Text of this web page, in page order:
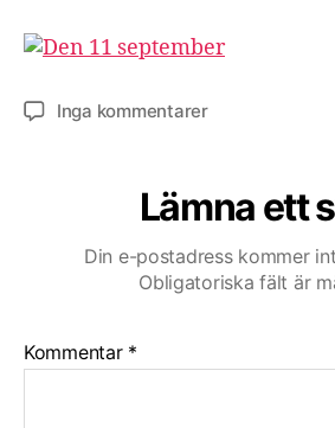
Inga kommentarertill
Lämna ett
Din e-postadress kommer
Obligatoriska fält är
Kommentar *